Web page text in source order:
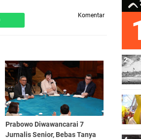
Komentar
Prabowo Diwawancarai 7
Jurnalis Senior, Bebas Tanya